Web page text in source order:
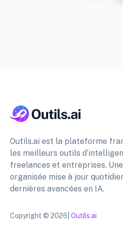
Outils.ai est la plateforme
les meilleurs outils
freelances et entreprises.
organisée mise à jour
dernières avancées en IA.
Copyright © 2026| Outils.ai